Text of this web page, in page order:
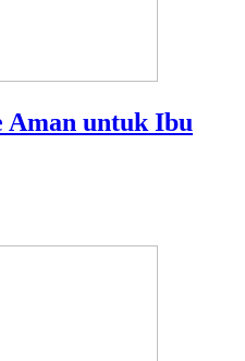
Aman untuk Ibu